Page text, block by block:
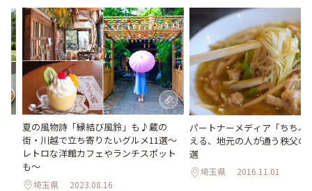
夏の風物詩「縁結び風鈴」も♪蔵の
街・川越で立ち寄りたいグルメ11選～
レトロな洋館カフェやランチスポット
も～
埼玉県 2023.08.16
パートナーメディア「ちちぶ
える、地元の人が通う秩父の
選
埼玉県 2016.11.01